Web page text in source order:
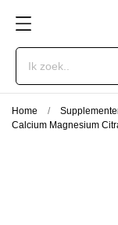
Home
Calcium Magnesium